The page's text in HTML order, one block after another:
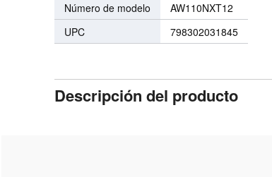
Número de modelo
AW110NXT12
UPC
798302031845
Descripción del producto